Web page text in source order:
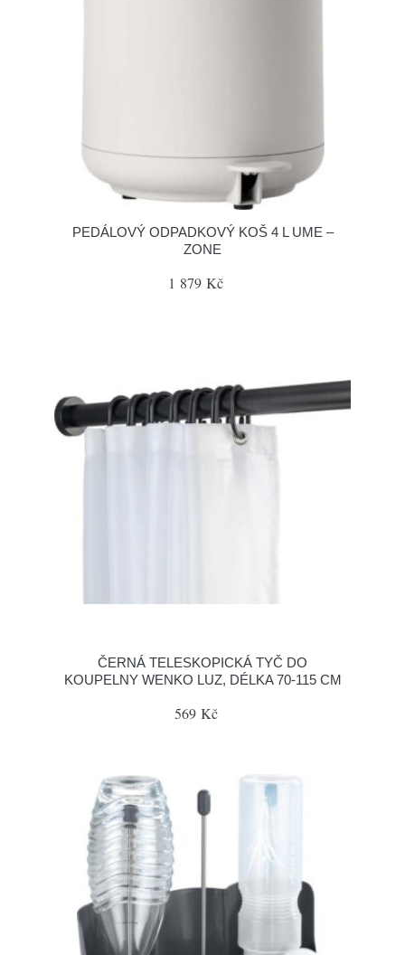
PEDÁLOVÝ ODPADKOVÝ KOŠ 4 L UME –
ZONE
1 879 Kč
ČERNÁ TELESKOPICKÁ TYČ DO
KOUPELNY WENKO LUZ, DÉLKA 70-115 CM
569 Kč